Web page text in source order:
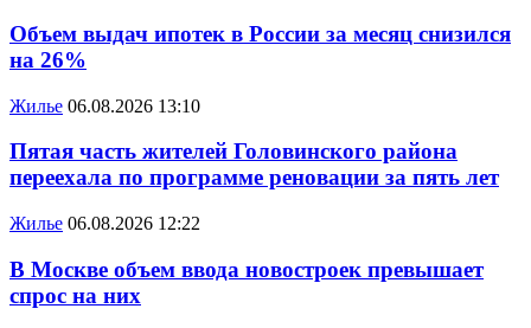
Объем выдач ипотек в России за месяц снизился
на 26%
Жилье 06.08.2026 13:10
Пятая часть жителей Головинского района
переехала по программе реновации за пять лет
Жилье 06.08.2026 12:22
В Москве объем ввода новостроек превышает
спрос на них